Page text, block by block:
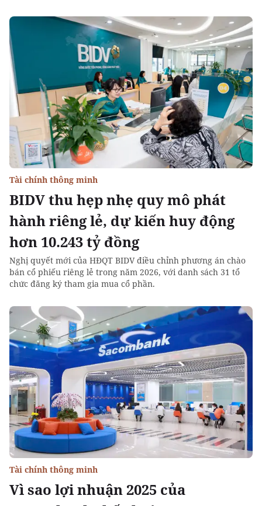
BIDV thu hẹp nhẹ quy mô phát
hành riêng lẻ, dự kiến huy động
hơn 10.243 tỷ đồng
Tài chính thông minh
Nghị quyết mới của HĐQT BIDV điều chỉnh phương án chào
bán cổ phiếu riêng lẻ trong năm 2026, với danh sách 31 tổ
chức đăng ký tham gia mua cổ phần.
Vì sao lợi nhuận 2025 của
Tài chính thông minh